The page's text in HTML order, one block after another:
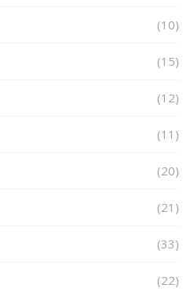
(10)
(15)
(12)
(11)
(20)
(21)
(33)
(22)